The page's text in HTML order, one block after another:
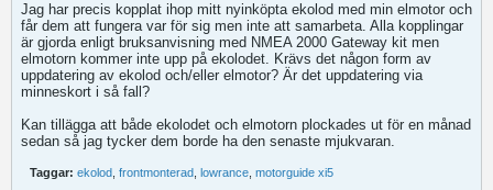
Jag har precis kopplat ihop mitt nyinköpta ekolod med min elmotor och
får dem att fungera var för sig men inte att samarbeta. Alla kopplingar
är gjorda enligt bruksanvisning med NMEA 2000 Gateway kit men
elmotorn kommer inte upp på ekolodet. Krävs det någon form av
uppdatering av ekolod och/eller elmotor? Är det uppdatering via
minneskort i så fall?
Kan tillägga att både ekolodet och elmotorn plockades ut för en månad
sedan så jag tycker dem borde ha den senaste mjukvaran.
Taggar: ekolod frontmonterad lowrance motorguide xi5